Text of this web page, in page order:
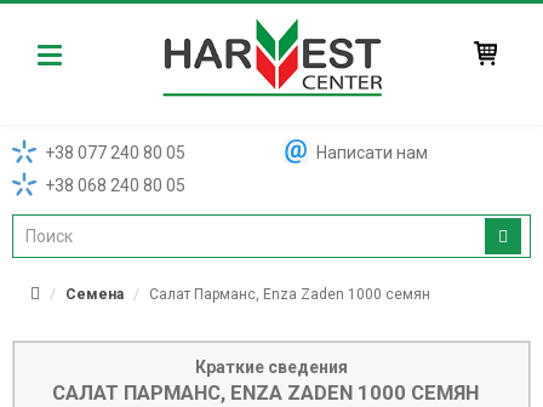
Harvest
+38 077 240 80 05
+38 068 240 80 05
Написати нам
Семена Салат Парманс, Enza Zaden 1000 семян
Краткие сведения
САЛАТ ПАРМАНС, ENZA ZADEN 1000 СЕМЯН